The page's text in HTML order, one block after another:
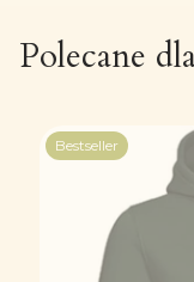
Polecane
Bestseller